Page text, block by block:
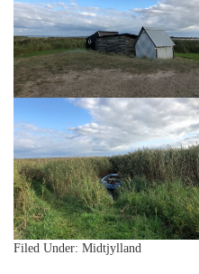
Filed Under: Midtjylland